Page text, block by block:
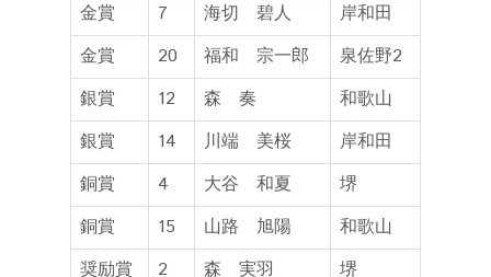
金賞 7 海切 碧人
岸和田
金賞
20 福和 宗一郎
泉佐野2
銀賞
12 森 奏
和歌山
銀賞
14 川端 美桜
岸和田
銅賞
4 大谷 和夏
堺
銅賞
15 山路 旭陽
和歌山
奨励賞
2 森 実羽
堺